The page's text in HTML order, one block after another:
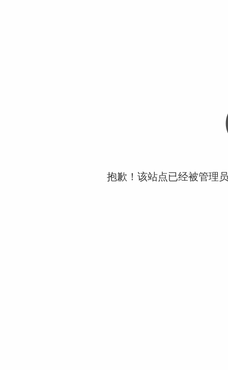
抱歉！该站点已经被管理